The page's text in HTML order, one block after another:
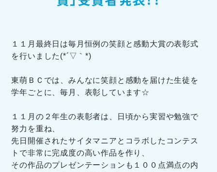
１１月最終日は毎月恒例の笑顔と感動大賞の表彰式
を行いました(*´▽｀*)
東萌ＢＣでは、みんなに笑顔と感動を届けた生徒を
学年ごとに、毎月、表彰しています☆
１１月の２年生の表彰者は、日頃から実習や勉強で
努力を重ね、
先日開催されたサイタマニアとコラボしたコンテス
トで非常に完成度の高い作品を作り、
その作品のプレゼンテーションも１００点満点の内